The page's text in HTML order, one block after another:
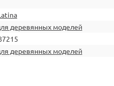
деревянных моделей
деревянных моделей